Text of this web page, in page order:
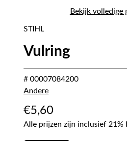
Bekijk volledige
STIHL
Vulring
# 00007084200
Andere
€5,60
Alle prijzen zijn inclusief 21%